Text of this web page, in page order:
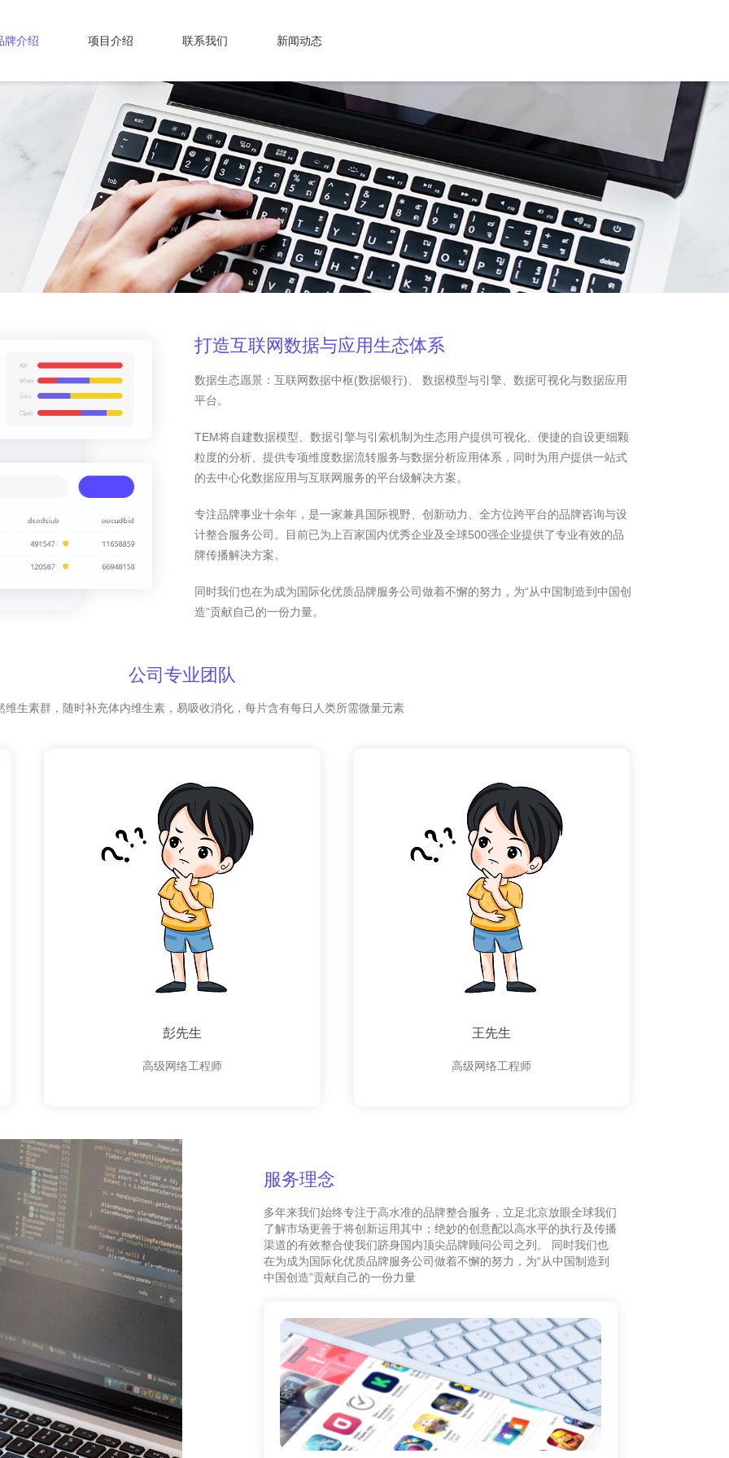
牌介绍 项目介绍 联系我们 新闻动态
打造互联网数据与应用生态体系
数据生态愿景：互联网数据中枢(数据银行)、 数据模型与引擎、数据可视化与数据应用
平台。
TEM将自建数据模型、数据引擎与引索机制为生态用户提供可视化、便捷的自设更细颗
粒度的分析、提供专项维度数据流转服务与数据分析应用体系，同时为用户提供一站式
的去中心化数据应用与互联网服务的平台级解决方案。
专注品牌事业十余年，是一家兼具国际视野、创新动力、全方位跨平台的品牌咨询与设
计整合服务公司。目前已为上百家国内优秀企业及全球500强企业提供了专业有效的品
牌传播解决方案。
同时我们也在为成为国际化优质品牌服务公司做着不懈的努力，为“从中国制造到中国创
造”贡献自己的一份力量。
公司专业团队
维生素群，随时补充体内维生素，易吸收消化，每片含有每日人类所需微量元素
彭先生
高级网络工程师
王先生
高级网络工程师
服务理念
多年来我们始终专注于高水准的品牌整合服务，立足北京放眼全球我们
了解市场更善于将创新运用其中；绝妙的创意配以高水平的执行及传播
渠道的有效整合使我们跻身国内顶尖品牌顾问公司之列。 同时我们也
在为成为国际化优质品牌服务公司做着不懈的努力，为“从中国制造到
中国创造”贡献自己的一份力量